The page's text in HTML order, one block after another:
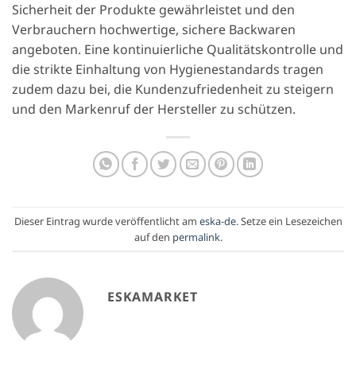
Sicherheit der Produkte gewährleistet und den
Verbrauchern hochwertige, sichere Backwaren
angeboten. Eine kontinuierliche Qualitätskontrolle und
die strikte Einhaltung von Hygienestandards tragen
zudem dazu bei, die Kundenzufriedenheit zu steigern
und den Markenruf der Hersteller zu schützen.
Dieser Eintrag wurde veröffentlicht am eska-de. Setze ein Lesezeichen
auf den permalink.
ESKAMARKET